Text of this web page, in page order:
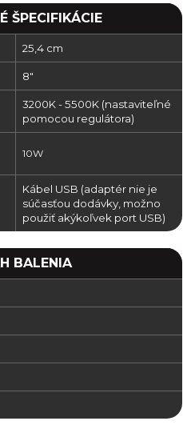
ŠPECIFIKÁCIE
25,4 cm
8"
3200K - 5500K (nastaviteľné
pomocou regulátora)
10W
Kábel USB (adaptér nie je
súčasťou dodávky, možno
použiť akýkoľvek port USB)
BALENIA